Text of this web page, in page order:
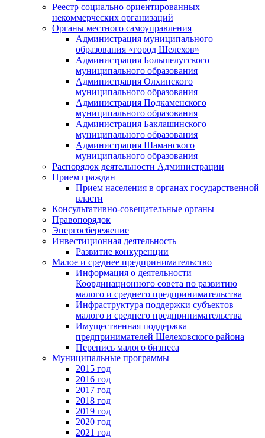
Реестр социально ориентированных
некоммерческих организаций
Органы местного самоуправления
Администрация муниципального
образования «город Шелехов»
Администрация Большелугского
муниципального образования
Администрация Олхинского
муниципального образования
Администрация Подкаменского
муниципального образования
Администрация Баклашинского
муниципального образования
Администрация Шаманского
муниципального образования
Распорядок деятельности Администрации
Прием граждан
Прием населения в органах государственной
власти
Консультативно-совещательные органы
Правопорядок
Энергосбережение
Инвестиционная деятельность
Развитие конкуренции
Малое и среднее предпринимательство
Информация о деятельности
Координационного совета по развитию
малого и среднего предпринимательства
Инфраструктура поддержки субъектов
малого и среднего предпринимательства
Имущественная поддержка
предпринимателей Шелеховского района
Перепись малого бизнеса
Муниципальные программы
2015 год
2016 год
2017 год
2018 год
2019 год
2020 год
2021 год